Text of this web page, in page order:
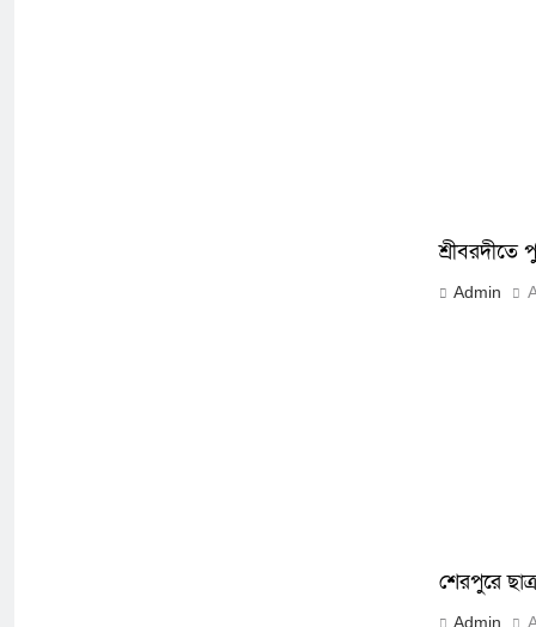
শ্রীবরদীতে
Admin
শেরপুরে
Admin